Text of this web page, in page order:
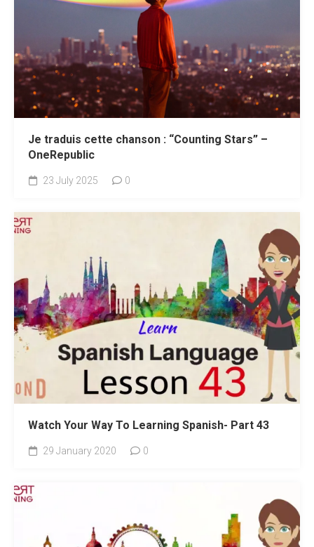
Je traduis cette chanson : “Counting Stars” –
OneRepublic
23 July 2025 0
Watch Your Way To Learning Spanish- Part 43
29 January 2020 0